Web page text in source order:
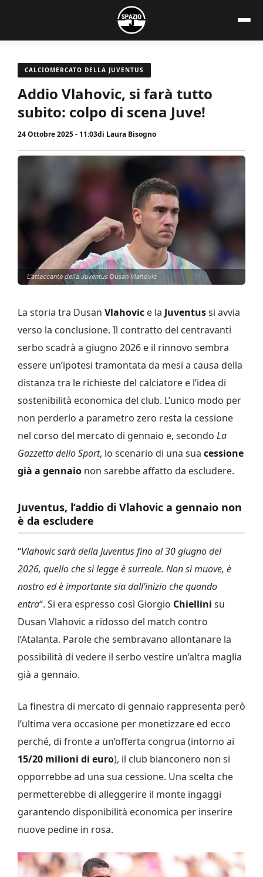
contenuto
CALCIOMERCATO DELLA JUVENTUS
Addio Vlahovic, si farà tutto
subito: colpo di scena Juve!
24 Ottobre 2025 - 11:03di Laura Bisogno
L'attaccante della Juventus Dusan Vlahovic
La storia tra Dusan Vlahovic e la Juventussi avvia
verso la conclusione. Il contratto del centravanti
serbo scadrà a giugno 2026 e il rinnovo sembra
essere un’ipotesi tramontata da mesi a causa della
distanza tra le richieste del calciatore e l’idea di
sostenibilità economica del club. L’unico modo per
non perderlo a parametro zero resta la cessione
nel corso del mercato di gennaio e, secondo La
Gazzetta dello Sport, lo scenario di una sua cessione
già a gennaio non sarebbe affatto da escludere.
Juventus, l’addio di Vlahovic a gennaio non
è da escludere
“Vlahovic sarà della Juventus fino al 30 giugno del
2026, quello che si legge è surreale. Non si muove, è
nostro ed è importante sia dall’inizio che quando
entra“. Si era espresso così Giorgio Chiellini su
Dusan Vlahovic a ridosso del match contro
l’Atalanta. Parole che sembravano allontanare la
possibilità di vedere il serbo vestire un’altra maglia
già a gennaio.
La finestra di mercato di gennaio rappresenta però
l’ultima vera occasione per monetizzare ed ecco
perché, di fronte a un’offerta congrua (intorno ai
15/20 milioni di euro), il club bianconero non si
opporrebbe ad una sua cessione. Una scelta che
permetterebbe di alleggerire il monte ingaggi
garantendo disponibilità economica per inserire
nuove pedine in rosa.